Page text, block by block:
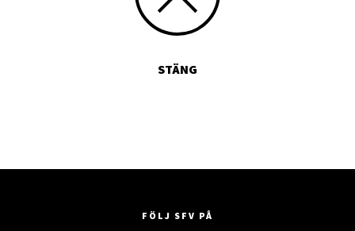
STÄNG
FÖLJ SFV PÅ